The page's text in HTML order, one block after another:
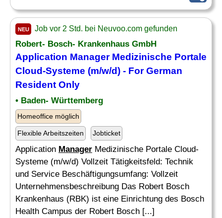
NEU Job vor 2 Std. bei Neuvoo.com gefunden
Robert- Bosch- Krankenhaus GmbH
Application ManagerMedizinische Portale
Cloud-Systeme (m/w/d) - For German
Resident Only
• Baden- Württemberg
Homeoffice möglich
Flexible Arbeitszeiten Jobticket
Application Manager Medizinische Portale Cloud-
Systeme (m/w/d) Vollzeit Tätigkeitsfeld: Technik
und Service Beschäftigungsumfang: Vollzeit
Unternehmensbeschreibung Das Robert Bosch
Krankenhaus (RBK) ist eine Einrichtung des Bosch
Health Campus der Robert Bosch [...]